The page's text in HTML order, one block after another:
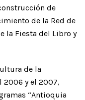
de
de la Red de
la Fiesta del Libro y
de la
2006 y el 2007,
“Antioquia